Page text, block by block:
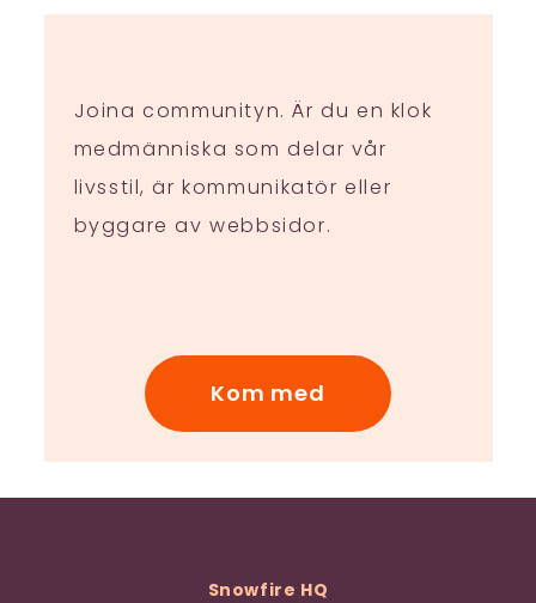
Joina communityn. Är du en klok
medmänniska som delar vår
livsstil, är kommunikatör eller
byggare av webbsidor.
Kom med
Snowfire HQ